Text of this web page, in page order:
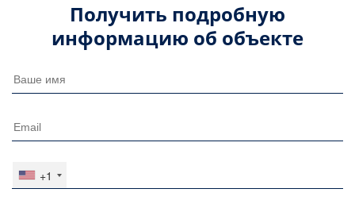
Получить подробную
информацию об объекте
+1